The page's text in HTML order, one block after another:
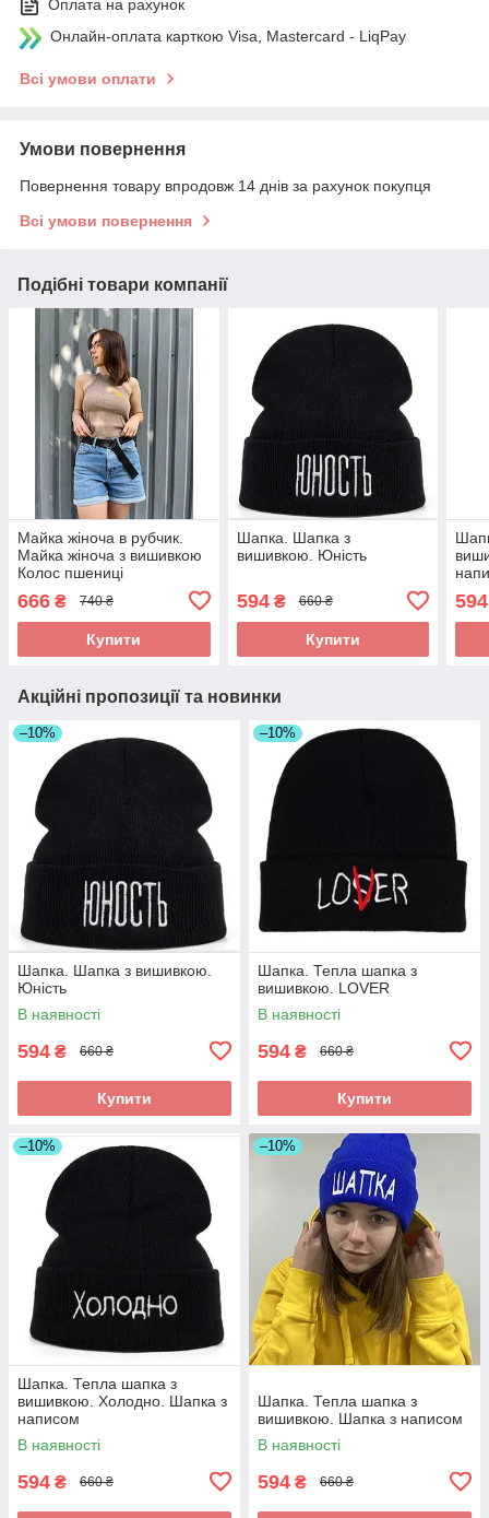
Оплата на рахунок
Онлайн-оплата карткою Visa, Mastercard - LiqPay
Всі умови оплати
Умови повернення
Повернення товару впродовж 14 днів за рахунок покупця
Всі умови повернення
Подібні товари компанії
Майка жіноча в рубчик.
Майка жіноча з вишивкою
Колос пшениці
666 ₴ 740 ₴
Купити
Шапка. Шапка з
вишивкою. Юність
594₴ 660 ₴
Купити
594
Акційні пропозиції та новинки
–10%
Шапка. Шапка з вишивкою.
Юність
В наявності
594 ₴ 660 ₴
Купити
–10%
Шапка. Тепла шапка з
вишивкою. LOVER
В наявності
594 ₴ 660 ₴
Купити
–10%
Шапка. Тепла шапка з
вишивкою. Холодно. Шапка з
написом
В наявності
594 ₴ 660 ₴
–10%
Шапка. Тепла шапка з
вишивкою. Шапка з написом
В наявності
594 ₴ 660 ₴